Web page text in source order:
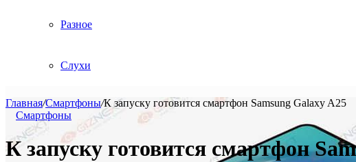
Разное
Слухи
Главная/Смартфоны/К запуску готовится смартфон Samsung Galaxy A25
Смартфоны
К запуску готовится смартфон